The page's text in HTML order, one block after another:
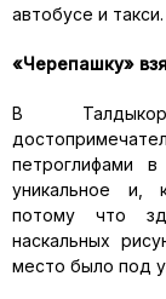
автобусе и такси.
«Черепашку»
В
петроглифами
уникальное и,
потому что
наскальных
место было под